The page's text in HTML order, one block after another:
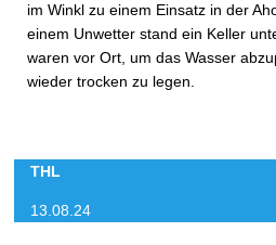
im Winkl zu einem Einsatz in der
einem Unwetter stand ein Keller
waren vor Ort, um das Wasser
wieder trocken zu legen.
THL
13.08.24